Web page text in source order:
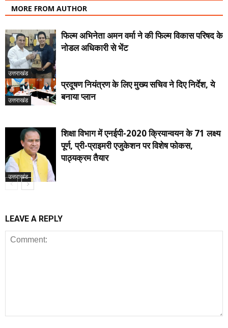
MORE FROM AUTHOR
उत्तराखंड
फिल्म अभिनेता अमन वर्मा ने की फिल्म विकास परिषद के
नोडल अधिकारी से भेंट
उत्तराखंड
प्रदूषण नियंत्रण के लिए मुख्य सचिव ने दिए निर्देश, ये
बनाया प्लान
उत्तराखंड
शिक्षा विभाग में एनईपी-2020 क्रियान्वयन के 71 लक्ष्य
पूर्ण, प्री-प्राइमरी एजुकेशन पर विशेष फोकस,
पाठ्यक्रम तैयार
LEAVE A REPLY